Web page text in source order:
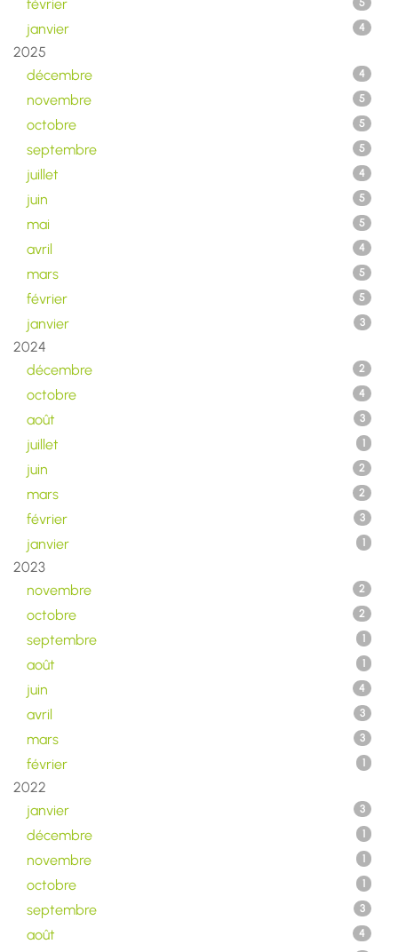
février 5
janvier 4
2025
décembre
4
novembre 5
octobre 5
septembre 5
juillet 4
juin 5
mai 5
avril 4
mars 5
février 5
janvier 3
2024
décembre
2
octobre 4
août 3
juillet 1
juin 2
mars 2
février 3
janvier 1
2023
novembre
2
octobre 2
septembre 1
août 1
juin 4
avril 3
mars 3
février 1
2022
janvier
3
décembre 1
novembre 1
octobre 1
septembre 3
août 4